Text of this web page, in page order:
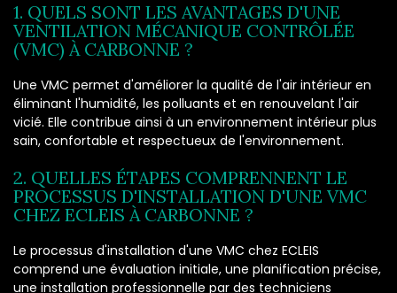
1. QUELS SONT LES AVANTAGES D'UNE
VENTILATION MÉCANIQUE CONTRÔLÉE
(VMC) À CARBONNE ?
Une VMC permet d'améliorer la qualité de l'air intérieur en
éliminant l'humidité, les polluants et en renouvelant l'air
vicié. Elle contribue ainsi à un environnement intérieur plus
sain, confortable et respectueux de l'environnement.
2. QUELLES ÉTAPES COMPRENNENT LE
PROCESSUS D'INSTALLATION D'UNE VMC
CHEZ ECLEIS À CARBONNE ?
Le processus d'installation d'une VMC chez ECLEIS
comprend une évaluation initiale, une planification précise,
une installation professionnelle par des techniciens